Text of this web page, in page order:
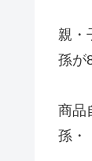
親・
孫が
商品
孫・